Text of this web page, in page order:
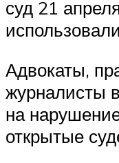
суд 21
Адвокаты,
журналисты
на
открытые